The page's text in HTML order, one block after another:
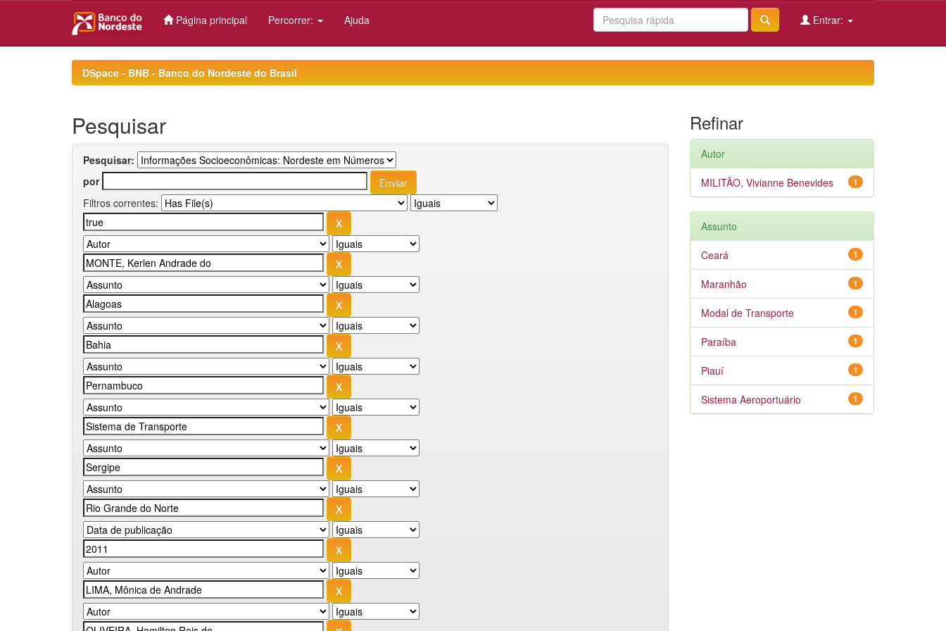
Página principal Percorrer: Ajuda Entrar:
DSpace - BNB - Banco do Nordeste do Brasil
Pesquisar
Pesquisar:
por
Filtros correntes:
Refinar
Autor
1
MILITÃO, Vivianne Benevides
Assunto
1
Ceará
1
Maranhão
1
Modal de Transporte
1
Paraíba
1
Piauí
1
Sistema Aeroportuário